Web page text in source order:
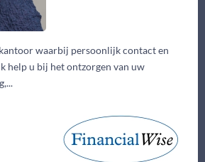
waarbij persoonlijk contact en
help u bij het ontzorgen van uw